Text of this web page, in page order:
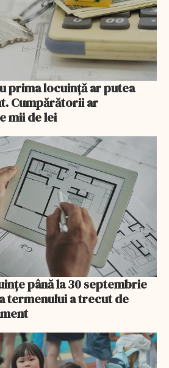
prima locuință ar putea
Cumpărătorii ar
mii de lei
până la 30 septembrie
termenului a trecut de